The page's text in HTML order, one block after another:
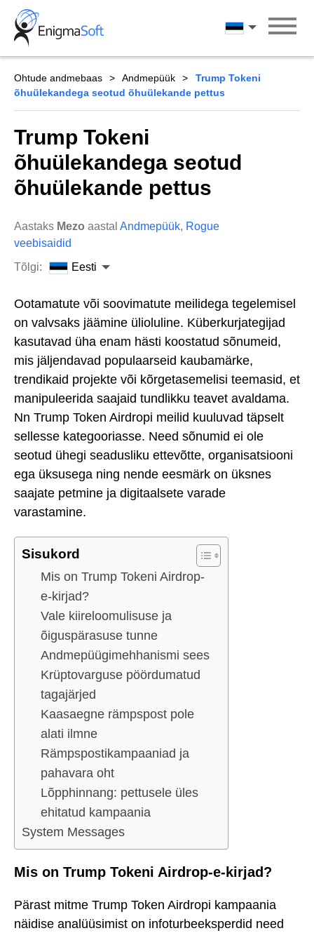
Skip
content
Eesti
Ohtude andmebaas Andmepüük
Trump Tokeni
õhuülekandega seotud õhuülekande pettus
Trump Tokeni
õhuülekandega seotud
õhuülekande pettus
Aastaks Mezo aastal Andmepüük, Rogue
veebisaidid
Tõlgi:
Eesti
Ootamatute või soovimatute meilidega tegelemisel
on valvsaks jäämine ülioluline. Küberkurjategijad
kasutavad üha enam hästi koostatud sõnumeid,
mis jäljendavad populaarseid kaubamärke,
trendikaid projekte või kõrgetasemelisi teemasid, et
manipuleerida saajaid tundlikku teavet avaldama.
Nn Trump Token Airdropi meilid kuuluvad täpselt
sellesse kategooriasse. Need sõnumid ei ole
seotud ühegi seadusliku ettevõtte, organisatsiooni
ega üksusega ning nende eesmärk on üksnes
saajate petmine ja digitaalsete varade
varastamine.
Sisukord
Mis on Trump Tokeni Airdrop-
e-kirjad?
Vale kiireloomulisuse ja
õiguspärasuse tunne
Andmepüügimehhanismi sees
Krüptovarguse pöördumatud
tagajärjed
Kaasaegne rämpspost pole
alati ilmne
Rämpspostikampaaniad ja
pahavara oht
Lõpphinnang: pettusele üles
ehitatud kampaania
System Messages
Mis on Trump Tokeni Airdrop-e-kirjad?
Pärast mitme Trump Token Airdropi kampaania
näidise analüüsimist on infoturbeeksperdid need